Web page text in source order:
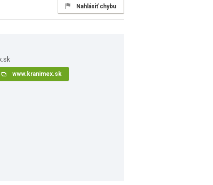
Nahlásiť chybu
www.kranimex.sk